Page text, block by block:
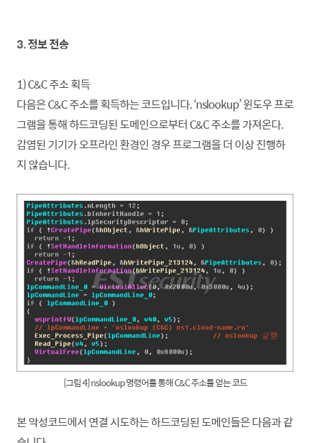
3. 정보 전송
1) C&C 주소 획득
다음은 C&C 주소를 획득하는 코드입니다. ‘nslookup’ 윈도우 프로
그램을 통해 하드코딩된 도메인으로부터 C&C 주소를 가져온다.
감염된 기기가 오프라인 환경인 경우 프로그램을 더 이상 진행하
지 않습니다.
[그림 4] nslookup 명령어를 통해 C&C 주소를 얻는 코드
본 악성코드에서 연결 시도하는 하드코딩된 도메인들은 다음과 같